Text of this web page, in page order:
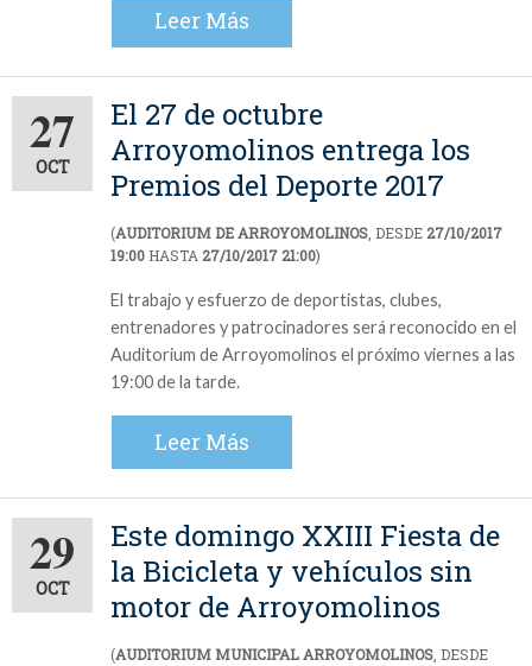
Leer Más
27
OCT
El 27 de octubre
Arroyomolinos entrega los
Premios del Deporte 2017
(AUDITORIUM DE ARROYOMOLINOS , DESDE 27/10/2017
19:00 HASTA 27/10/2017 21:00)
El trabajo y esfuerzo de deportistas, clubes,
entrenadores y patrocinadores será reconocido en el
Auditorium de Arroyomolinos el próximo viernes a las
19:00 de la tarde.
Leer Más
29
OCT
Este domingo XXIII Fiesta de
la Bicicleta y vehículos sin
motor de Arroyomolinos
(AUDITORIUM MUNICIPAL ARROYOMOLINOS, DESDE